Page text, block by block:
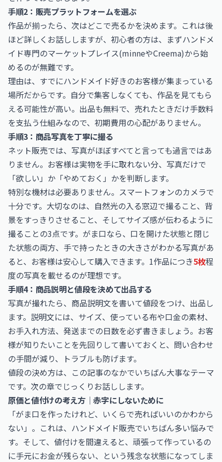
手順2：販売プラットフォームを選ぶ
作品が揃ったら、次はどこで売るかを決めます。これは後
ほど詳しくお話ししますが、初心者の方は、まずハンドメ
イド専門のマーケットプレイス(minneやCreema)から始
めるのが無難です。
理由は、すでにハンドメイド好きのお客様が集まっている
場所だからです。自分で集客しなくても、作品を見てもら
える可能性が高い。出品も無料で、売れたときだけ手数料
を支払う仕組みなので、初期費用の心配がありません。
手順3：商品写真を丁寧に撮る
ネット販売では、写真がほぼすべてと言っても過言ではあ
りません。お客様は実物を手に取れない分、写真だけで
「欲しい」か「やめておく」かを判断します。
特別な機材は必要ありません。スマートフォンのカメラで
十分です。大切なのは、自然光の入る窓辺で撮ること、背
景をすっきりさせること、そしてサイズ感が伝わるように
撮ることの3点です。がま口なら、口を開けた状態と閉じ
た状態の両方、手で持ったときの大きさがわかる写真があ
ると、お客様は安心して購入できます。1作品につき5枚程
度の写真を載せるのが理想です。
手順4：商品説明と値段を決めて出品する
写真が撮れたら、商品説明文を書いて値段をつけ、出品し
ます。説明文には、サイズ、使っている布や口金の素材、
お手入れ方法、発送までの日数を必ず書きましょう。お客
様が知りたいことを先回りして書いておくと、問い合わせ
の手間が減り、トラブルも防げます。
値段の決め方は、この記事のなかでいちばん大事なテーマ
です。次の章でじっくりお話しします。
原価と値付けの考え方｜赤字にしないために
「がま口を作ったけれど、いくらで売ればいいのかわから
ない」。これは、ハンドメイド販売でいちばん多い悩みで
す。そして、値付けを間違えると、頑張って作っているの
に手元にお金が残らない、という残念な状態になってしま